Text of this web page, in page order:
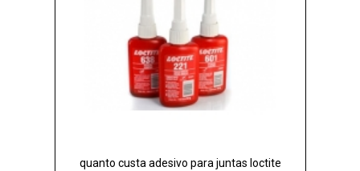
quanto custa adesivo para juntas loctite